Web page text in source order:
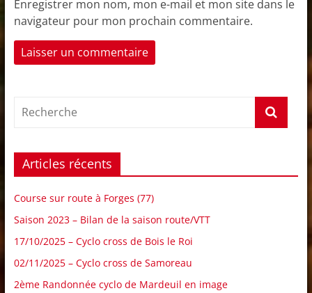
Enregistrer mon nom, mon e-mail et mon site dans le
navigateur pour mon prochain commentaire.
Articles récents
Course sur route à Forges (77)
Saison 2023 – Bilan de la saison route/VTT
17/10/2025 – Cyclo cross de Bois le Roi
02/11/2025 – Cyclo cross de Samoreau
2ème Randonnée cyclo de Mardeuil en image